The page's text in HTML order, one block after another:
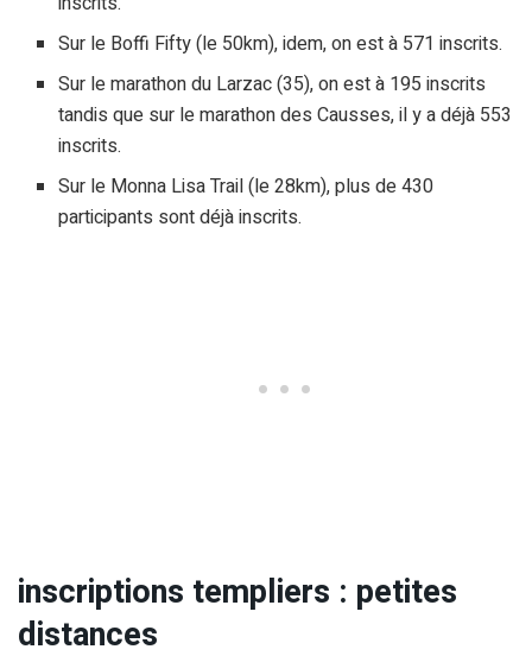
Sur le Boffi Fifty (le 50km), idem, on est à 571 inscrits.
Sur le marathon du Larzac (35), on est à 195 inscrits
tandis que sur le marathon des Causses, il y a déjà 553
inscrits.
Sur le Monna Lisa Trail (le 28km), plus de 430
participants sont déjà inscrits.
inscriptions templiers : petites
distances